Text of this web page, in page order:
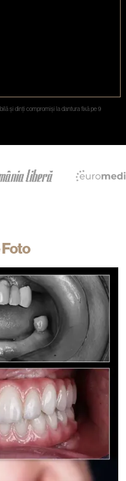
și dinți compromiși la dantura fixă pe 9